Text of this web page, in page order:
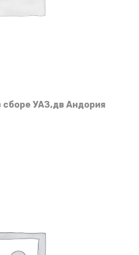
сборе УАЗ,дв Андория